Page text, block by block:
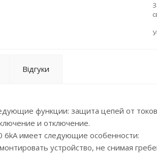
Відгуки
функции: защита цепей от
и отключение.
6kA имеет следующие особенности:
устройство, не снимая